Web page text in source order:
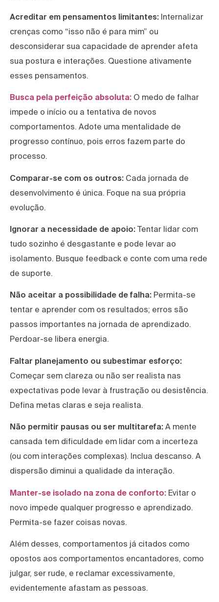
Acreditar em pensamentos limitantes: Internalizar
crenças como “isso não é para mim” ou
desconsiderar sua capacidade de aprender afeta
sua postura e interações. Questione ativamente
esses pensamentos.
Busca pela perfeição absoluta: O medo de falhar
impede o início ou a tentativa de novos
comportamentos. Adote uma mentalidade de
progresso contínuo, pois erros fazem parte do
processo.
Comparar-se com os outros: Cada jornada de
desenvolvimento é única. Foque na sua própria
evolução.
Ignorar a necessidade de apoio: Tentar lidar com
tudo sozinho é desgastante e pode levar ao
isolamento. Busque feedback e conte com uma rede
de suporte.
Não aceitar a possibilidade de falha: Permita-se
tentar e aprender com os resultados; erros são
passos importantes na jornada de aprendizado.
Perdoar-se libera energia.
Faltar planejamento ou subestimar esforço:
Começar sem clareza ou não ser realista nas
expectativas pode levar à frustração ou desistência.
Defina metas claras e seja realista.
Não permitir pausas ou ser multitarefa: A mente
cansada tem dificuldade em lidar com a incerteza
(ou com interações complexas). Inclua descanso. A
dispersão diminui a qualidade da interação.
Manter-se isolado na zona de conforto: Evitar o
novo impede qualquer progresso e aprendizado.
Permita-se fazer coisas novas.
Além desses, comportamentos já citados como
opostos aos comportamentos encantadores, como
julgar, ser rude, e reclamar excessivamente,
evidentemente afastam as pessoas.